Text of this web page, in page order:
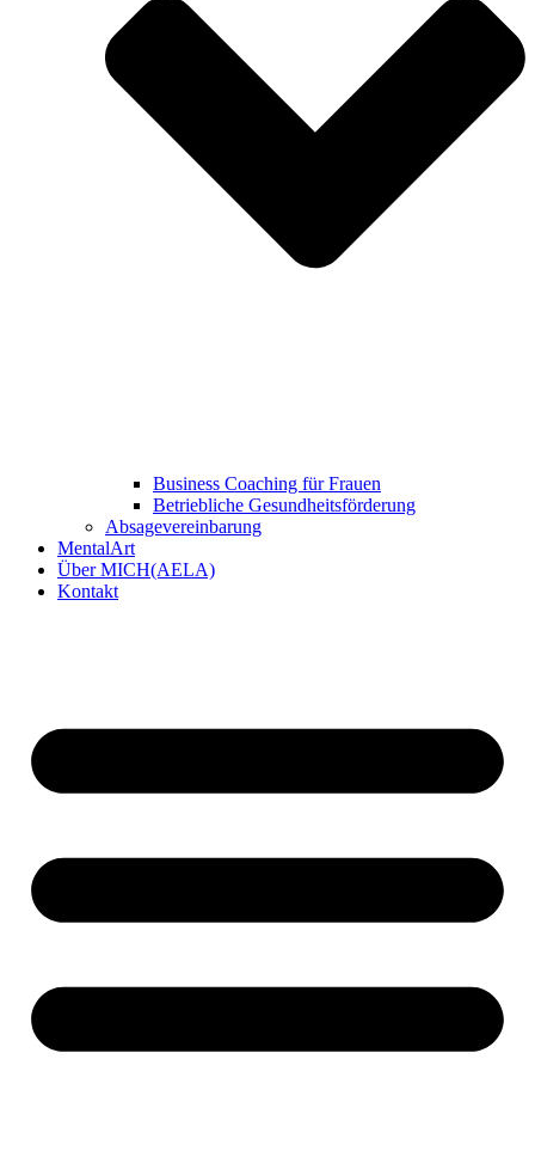
Business Coaching für Frauen
Betriebliche Gesundheitsförderung
Absagevereinbarung
MentalArt
Über MICH(AELA)
Kontakt